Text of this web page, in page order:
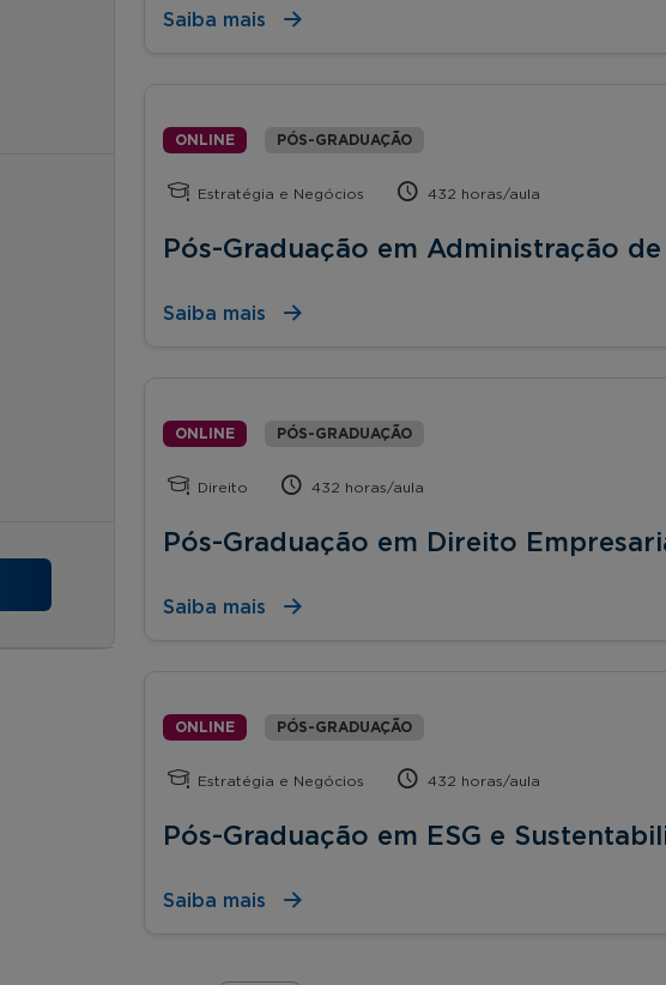
Saiba mais
ONLINE PÓS-GRADUAÇÃO
Estratégia e Negócios 432 horas/aula
Pós-Graduação em Administração de
Saiba mais
ONLINE PÓS-GRADUAÇÃO
Direito 432 horas/aula
Pós-Graduação em Direito
Saiba mais
ONLINE PÓS-GRADUAÇÃO
Estratégia e Negócios 432 horas/aula
Pós-Graduação em ESG e
Saiba mais